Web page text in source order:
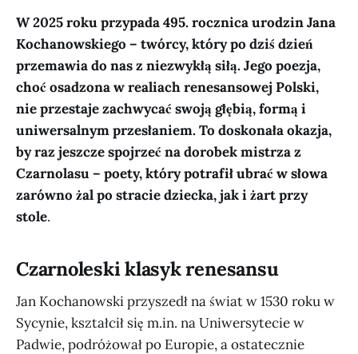
W 2025 roku przypada 495. rocznica urodzin Jana
Kochanowskiego – twórcy, który po dziś dzień
przemawia do nas z niezwykłą siłą. Jego poezja,
choć osadzona w realiach renesansowej Polski,
nie przestaje zachwycać swoją głębią, formą i
uniwersalnym przesłaniem. To doskonała okazja,
by raz jeszcze spojrzeć na dorobek mistrza z
Czarnolasu – poety, który potrafił ubrać w słowa
zarówno żal po stracie dziecka, jak i żart przy
stole.
Czarnoleski klasyk renesansu
Jan Kochanowski przyszedł na świat w 1530 roku w
Sycynie, kształcił się m.in. na Uniwersytecie w
Padwie, podróżował po Europie, a ostatecznie